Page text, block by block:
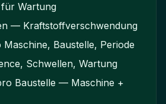
Wartung
— Kraftstoffverschwendung
Baustelle, Periode
Schwellen, Wartung
Baustelle — Maschine +